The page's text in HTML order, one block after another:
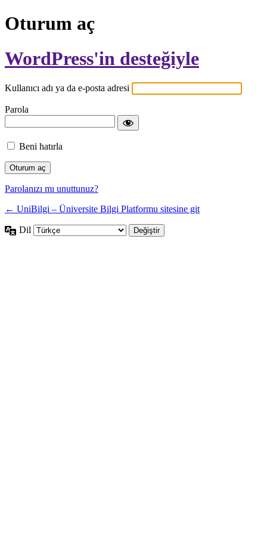
Oturum aç
WordPress'in desteğiyle
Kullanıcı adı ya da e-posta adresi
Parola
Beni hatırla
Parolanızı mı unuttunuz?
← UniBilgi – Üniversite Bilgi Platformu sitesine git
Dil